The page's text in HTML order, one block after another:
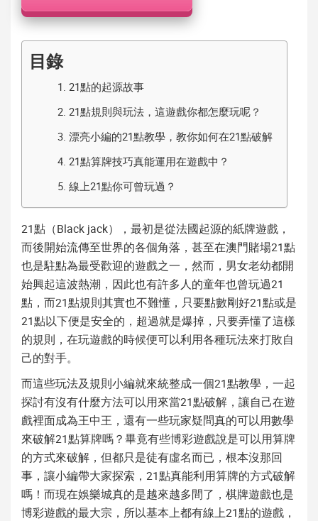
目錄
1. 21點的起源故事
2. 21點規則與玩法，這遊戲你都怎麼玩呢？
3. 漂亮小編的21點教學，教你如何在21點破解
4. 21點算牌技巧真能運用在遊戲中？
5. 線上21點你可曾玩過？
21點 （Black jack），最初是從法國起源的紙牌遊戲，
而後開始流傳至世界的各個角落，甚至在澳門賭場21點
也是駐點為最受歡迎的遊戲之一，然而，男女老幼都開
始興起這波熱潮，因此也有許多人的童年也曾玩過21
點，而21點規則其實也不難懂，只要點數剛好21點或是
21點以下便是安全的，超過就是爆掉，只要弄懂了這樣
的規則，在玩遊戲的時候便可以利用各種玩法來打敗自
己的對手。
而這些玩法及規則小編就來統整成一個21點教學 ，一起
探討有沒有什麼方法可以用來當21點破解 ，讓自己在遊
戲裡面成為王中王，還有一些玩家疑問真的可以用數學
來破解21點算牌嗎？畢竟有些博彩遊戲說是可以用算牌
的方式來破解，但都只是徒有虛名而已，根本沒那回
事，讓小編帶大家探索，21點真能利用算牌的方式破解
嗎！而現在娛樂城真的是越來越多間了，棋牌遊戲也是
博彩遊戲的最大宗，所以基本上都有線上21點的遊戲，